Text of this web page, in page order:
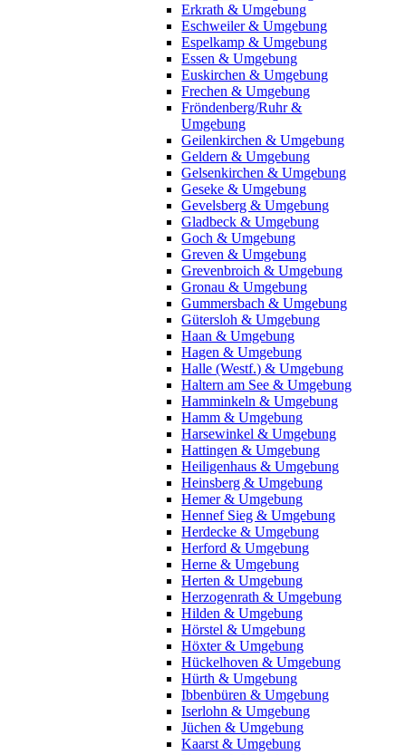
Erkrath & Umgebung
Eschweiler & Umgebung
Espelkamp & Umgebung
Essen & Umgebung
Euskirchen & Umgebung
Frechen & Umgebung
Fröndenberg/Ruhr &
Umgebung
Geilenkirchen & Umgebung
Geldern & Umgebung
Gelsenkirchen & Umgebung
Geseke & Umgebung
Gevelsberg & Umgebung
Gladbeck & Umgebung
Goch & Umgebung
Greven & Umgebung
Grevenbroich & Umgebung
Gronau & Umgebung
Gummersbach & Umgebung
Gütersloh & Umgebung
Haan & Umgebung
Hagen & Umgebung
Halle (Westf.) & Umgebung
Haltern am See & Umgebung
Hamminkeln & Umgebung
Hamm & Umgebung
Harsewinkel & Umgebung
Hattingen & Umgebung
Heiligenhaus & Umgebung
Heinsberg & Umgebung
Hemer & Umgebung
Hennef Sieg & Umgebung
Herdecke & Umgebung
Herford & Umgebung
Herne & Umgebung
Herten & Umgebung
Herzogenrath & Umgebung
Hilden & Umgebung
Hörstel & Umgebung
Höxter & Umgebung
Hückelhoven & Umgebung
Hürth & Umgebung
Ibbenbüren & Umgebung
Iserlohn & Umgebung
Jüchen & Umgebung
Kaarst & Umgebung